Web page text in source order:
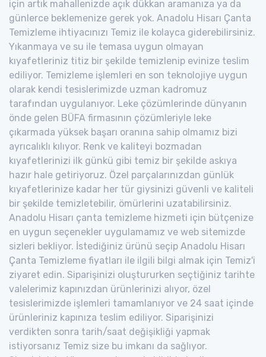
için artık mahallenizde açık dükkan aramanıza ya da
günlerce beklemenize gerek yok. Anadolu Hisarı Çanta
Temizleme ihtiyacınızı Temiz ile kolayca giderebilirsiniz.
Yıkanmaya ve su ile temasa uygun olmayan
kıyafetleriniz titiz bir şekilde temizlenip evinize teslim
ediliyor. Temizleme işlemleri en son teknolojiye uygun
olarak kendi tesislerimizde uzman kadromuz
tarafından uygulanıyor. Leke çözümlerinde dünyanın
önde gelen BÜFA firmasının çözümleriyle leke
çıkarmada yüksek başarı oranına sahip olmamız bizi
ayrıcalıklı kılıyor. Renk ve kaliteyi bozmadan
kıyafetlerinizi ilk günkü gibi temiz bir şekilde askıya
hazır hale getiriyoruz. Özel parçalarınızdan günlük
kıyafetlerinize kadar her tür giysinizi güvenli ve kaliteli
bir şekilde temizletebilir, ömürlerini uzatabilirsiniz.
Anadolu Hisarı çanta temizleme hizmeti için bütçenize
en uygun seçenekler uygulamamız ve web sitemizde
sizleri bekliyor. İstediğiniz ürünü seçip Anadolu Hisarı
Çanta Temizleme fiyatları ile ilgili bilgi almak için Temiz'i
ziyaret edin. Siparişinizi oluştururken seçtiğiniz tarihte
valelerimiz kapınızdan ürünlerinizi alıyor, özel
tesislerimizde işlemleri tamamlanıyor ve 24 saat içinde
ürünleriniz kapınıza teslim ediliyor. Siparişinizi
verdikten sonra tarih/saat değişikliği yapmak
istiyorsanız Temiz size bu imkanı da sağlıyor.